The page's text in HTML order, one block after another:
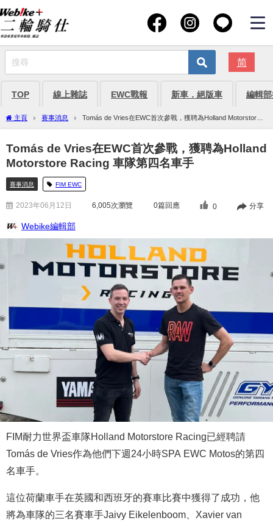
简
TOP 線上雜誌 EWC戰報 新車．絕版車 編輯
主頁 賽事消息
Tomás de Vries在EWC首次參戰，獲聘為Holland Motorstore
Racing 車隊第四名車手
Tomás de Vries在EWC首次參戰，獲聘為Holland
Motorstore Racing 車隊第四名車手
賽事消息 FIM EWC
2023年06月12日 6,005次瀏覽 0篇回應 0 分享
Webike編輯部
FIM耐力世界盃車隊Holland Motorstore Racing已經聘請
Tomás de Vries作為他們下週24小時SPA EWC Motos的第四
名車手。
這位荷蘭車手在英國和西班牙的賽車比賽中獲得了成功，他
將為車隊的三名賽車手Jaivy Eikelenboom、Xavier van